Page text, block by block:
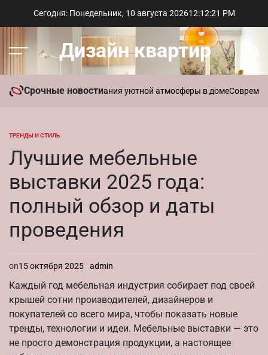
Сегодня: Понедельник, 10 августа 202612:12:22 PM
Меню Дизайн квартир
Срочные новости
ароматы для создания уютной атмосферы в доме Современный
ОПУБЛИКОВАНО
ТРЕНДЫ И СТИЛЬ
Лучшие мебельные
выставки 2025 года:
полный обзор и даты
проведения
on15 октября 2025 admin
Каждый год мебельная индустрия собирает под своей
крышей сотни производителей, дизайнеров и
покупателей со всего мира, чтобы показать новые
тренды, технологии и идеи. Мебельные выставки — это
не просто демонстрация продукции, а настоящее